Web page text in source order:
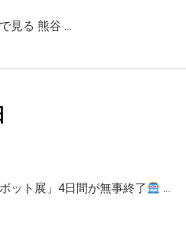
見る 熊谷 …
ット展」4日間が無事終了 …